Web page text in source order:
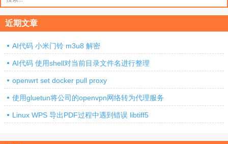
索：
近期文章
AI代码 小米门铃 m3u8 解密
AI代码 使用shell对当前目录文件名进行整理
openwrt set docker pull proxy
使用gluetun将公司的openvpn网络转为代理服务
Linux WPS 导出PDF过程中遇到错误 libtiff5